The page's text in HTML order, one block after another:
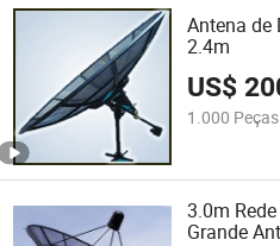
Antena de
2.4m
US$
1.000 Peças
3.0m
Grande